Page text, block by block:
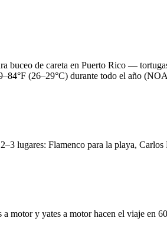
buceo de careta en Puerto Rico —
(26–29°C) durante todo el año
lugares: Flamenco para la playa,
motor y yates a motor hacen el viaje en